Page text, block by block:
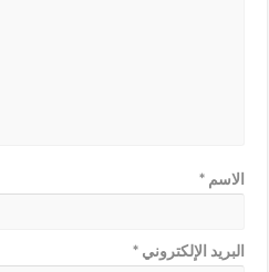
الاسم*
البريد الإلكتروني*